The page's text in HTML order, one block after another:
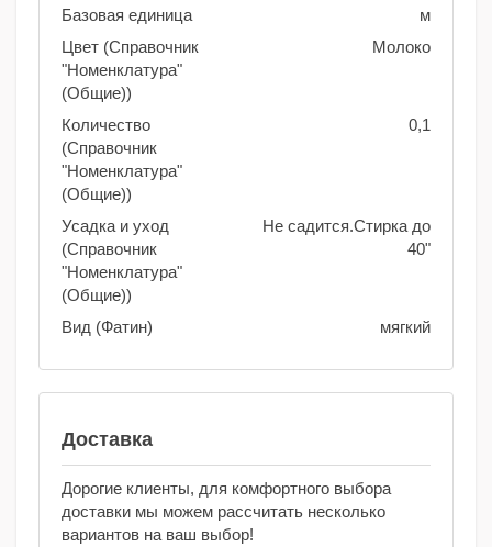
Базовая единица
м
Цвет (Справочник
"Номенклатура"
(Общие))
Молоко
Количество
(Справочник
"Номенклатура"
(Общие))
0,1
Усадка и уход
(Справочник
"Номенклатура"
(Общие))
Не садится.Стирка до
40"
Вид (Фатин) мягкий
Доставка
Дорогие клиенты, для комфортного выбора
доставки мы можем рассчитать несколько
вариантов на ваш выбор!